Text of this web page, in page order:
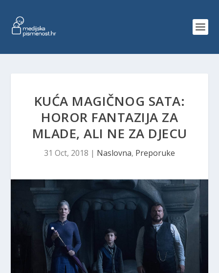
KUĆA MAGIČNOG SATA:
HOROR FANTAZIJA ZA
MLADE, ALI NE ZA DJECU
31 Oct, 2018 | Naslovna, Preporuke